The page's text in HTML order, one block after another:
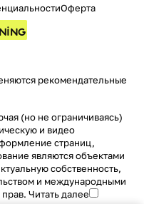
Оферта
рекомендательные
(но не ограничиваясь)
и видео
страниц,
являются объектами
собственность,
и международными
Читать далее